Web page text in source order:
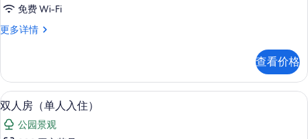
所
有
更
多
信
张
无
烟
房
(Tower)
免费 Wi-Fi
更多详情
家
多
张
床,
无
烟
查看价格
显
示
双
9
双人房（单人入住）
公园景观